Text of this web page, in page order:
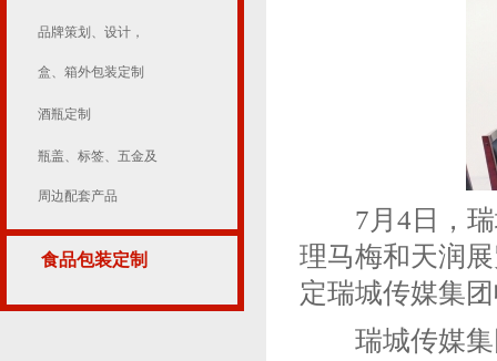
品牌策划、设计，
盒、箱外包装定制
酒瓶定制
瓶盖、标签、五金及
周边配套产品
食品包装定制
7月4日，瑞
理马梅和天润
定瑞城传媒集
瑞城传媒集